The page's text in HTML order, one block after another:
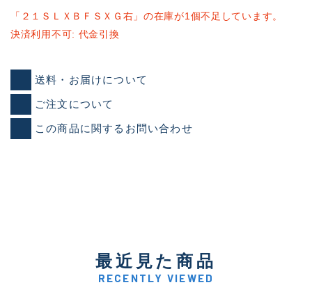
「２１ＳＬＸＢＦＳＸＧ右」の在庫が1個不足しています。
決済利用不可: 代金引換
送料・お届けについて
ご注文について
この商品に関するお問い合わせ
最近見た商品
RECENTLY VIEWED